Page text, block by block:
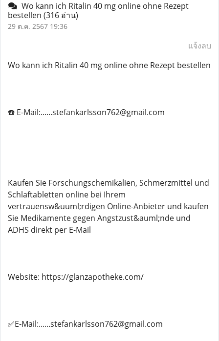
Wo kann ich Ritalin 40 mg online ohne Rezept
bestellen (316 อ่าน)
29 ต.ค. 2567 19:36
แจ้งลบ
Wo kann ich Ritalin 40 mg online ohne Rezept bestellen
☎️ E-Mail:......stefankarlsson762@gmail.com
Kaufen Sie Forschungschemikalien, Schmerzmittel und
Schlaftabletten online bei Ihrem
vertrauensw&uuml;rdigen Online-Anbieter und kaufen
Sie Medikamente gegen Angstzust&auml;nde und
ADHS direkt per E-Mail
Website: https://glanzapotheke.com/
✅E-Mail:......stefankarlsson762@gmail.com